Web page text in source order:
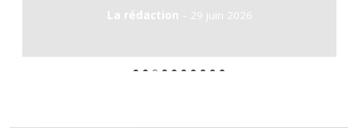
La rédaction - 29 juin 2026